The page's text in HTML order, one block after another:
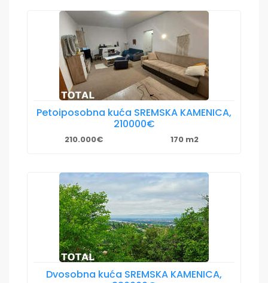
Petoiposobna kuća SREMSKA KAMENICA,
210000€
210.000€ 170 m2
Dvosobna kuća SREMSKA KAMENICA,